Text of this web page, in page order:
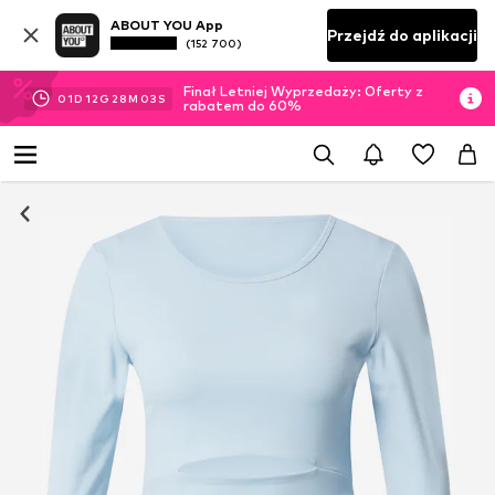
ABOUT YOU App
(152 700) Przejdź do aplikacji
01D 12 G 28M 02 S
Finał Letniej Wyprzedaży: Oferty z
rabatem do 60%